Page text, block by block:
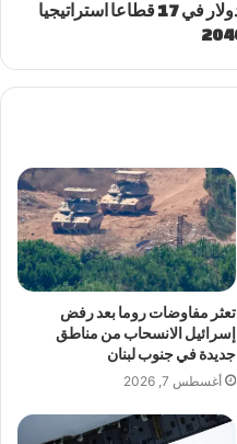
اليابان تخطط لضخ 2.3 تريليون دولار في 17 قطاعا استراتيجيا
تعثر مفاوضات روما بعد رفض
إسرائيل الانسحاب من مناطق
جديدة في جنوب لبنان
أغسطس 7, 2026